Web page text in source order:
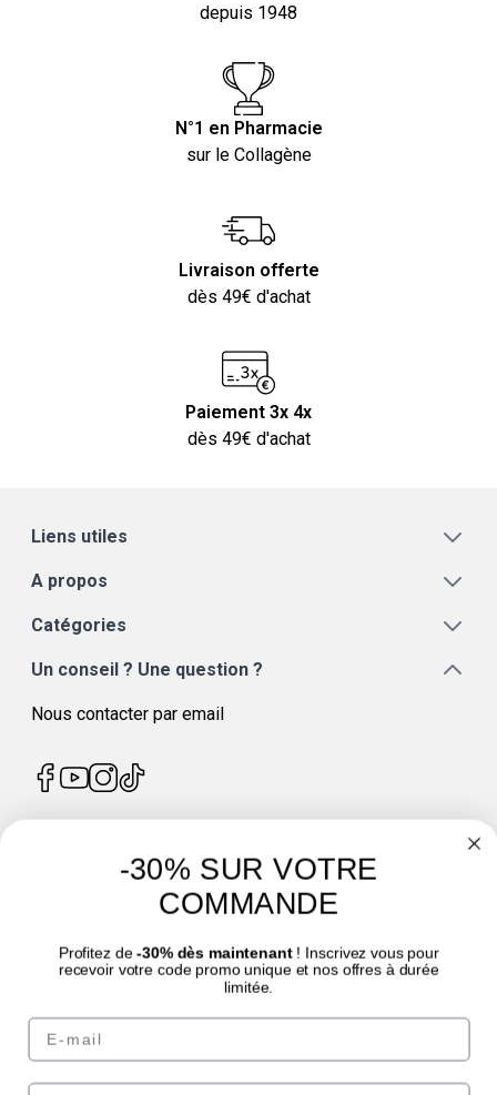
depuis 1948
N°1 en Pharmacie
sur le Collagène
Livraison offerte
dès 49€ d'achat
Paiement 3x 4x
dès 49€ d'achat
Liens utiles
A propos
Catégories
Un conseil ? Une question ?
Nous contacter par email
4.7/5
© Laboratoire des GRANIONS 2026 | Paiement sécurisé | *Norme AFNOR NF EN
eafit.com|punch-power.com
-30% SUR VOTRE
COMMANDE
Profitez de -30% dès maintenant! Inscrivez vous pour
recevoir votre code promo unique et nos offres à durée
limitée.
Email
Prénom